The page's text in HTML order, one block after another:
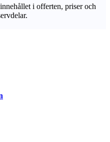
i offerten, priser och